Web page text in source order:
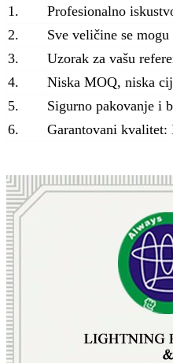
1.
Profesionalno
2.
Sve veličine se
3.
Uzorak za vašu
4.
Niska MOQ, niska
5.
Sigurno pakovanje i
6.
Garantovani kvalitet: